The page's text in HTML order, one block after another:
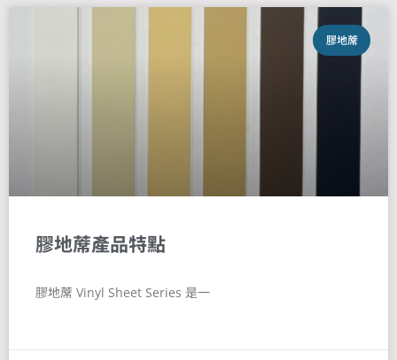
膠地蓆
膠地蓆產品特點
膠地蓆 Vinyl Sheet Series 是一